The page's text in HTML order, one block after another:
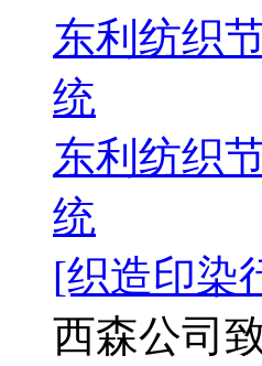
东利纺织
统
东利纺织
统
[织造印染
西森公司